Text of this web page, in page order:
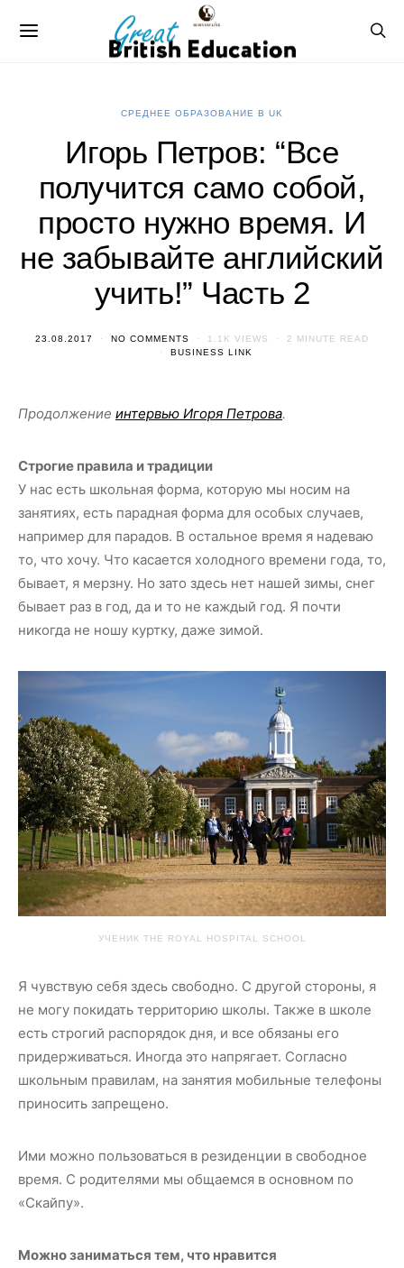
СРЕДНЕЕ ОБРАЗОВАНИЕ В UK
Игорь Петров: “Все
получится само собой,
просто нужно время. И
не забывайте английский
учить!” Часть 2
23.08.2017 NO COMMENTS 1.1K VIEWS
2 MINUTE READ
BUSINESS LINK
Продолжение интервью Игоря Петрова.
Строгие правила и традиции
У нас есть школьная форма, которую мы носим на
занятиях, есть парадная форма для особых случаев,
например для парадов. В остальное время я надеваю
то, что хочу. Что касается холодного времени года, то,
бывает, я мерзну. Но зато здесь нет нашей зимы, снег
бывает раз в год, да и то не каждый год. Я почти
никогда не ношу куртку, даже зимой.
УЧЕНИК THE ROYAL HOSPITAL SCHOOL
Я чувствую себя здесь свободно. С другой стороны, я
не могу покидать территорию школы. Также в школе
есть строгий распорядок дня, и все обязаны его
придерживаться. Иногда это напрягает. Согласно
школьным правилам, на занятия мобильные телефоны
приносить запрещено.
Ими можно пользоваться в резиденции в свободное
время. С родителями мы общаемся в основном по
«Скайпу».
Можно заниматься тем, что нравится